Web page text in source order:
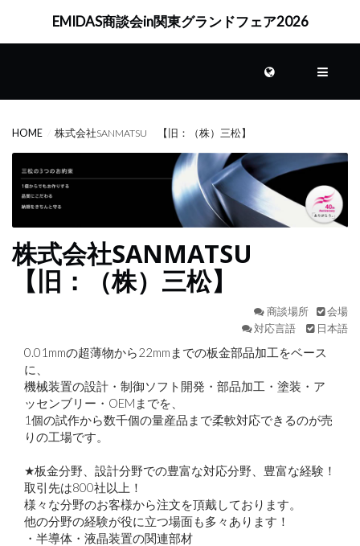
EMIDAS商談会in関東グランドフェア2026
RESULT
HOME 株式会社SANMATSU 【旧：（株）三松】
株式会社SANMATSU
【旧：（株）三松】
商談場所
会場
対応言語
日本語
0.01mmの超薄物から22mmまでの板金部品加工をベース
に、
機械装置の設計・制御ソフト開発・部品加工・塗装・ア
ッセンブリー・OEMまでを、
1個の試作から数千個の量産品まで柔軟対応できるのが売
りの工場です。
★板金分野、設計分野での豊富な対応分野、豊富な経験！
取引先は800社以上！
様々な分野のお客様から注文を頂戴しております。
他の分野の経験が役に立つ場面も多々あります！
・半導体・液晶装置の関連部材